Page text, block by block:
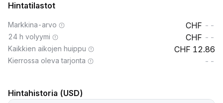
Hintatilastot
Markkina-arvo --
24 h volyymi --
Kaikkien aikojen huippu 12.86
Kierrossa oleva tarjonta --
Hintahistoria (USD)